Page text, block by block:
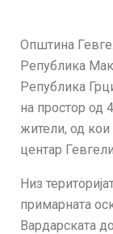
Општина
Република
Република
на простор од
жители, од
центар
Низ
примарната
Вардарската